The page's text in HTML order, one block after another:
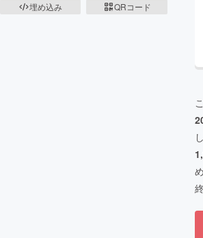
埋め込み
QRコード